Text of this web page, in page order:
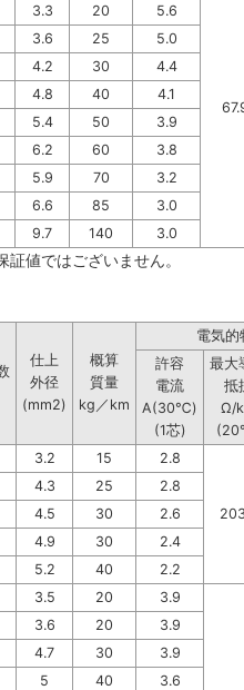
3.3 20
5.6
3.6 25
5.0
4.2 30
4.4
4.8 40
4.1
5.4 50
3.9
6.2 60
3.8
5.9 70
3.2
6.6 85
3.0
9.7 140 3.0
値ではございません。
仕上
外径
(mm2)
概算
質量
kg／km
電気的
許容
電流
A(30℃)
(1芯)
最大
抵
Ω/
3.2 15 2.8
4.3 25
2.8
4.5 30
2.6
4.9 30
2.4
5.2 40 2.2
3.5 20 3.9
3.6 20 3.9
4.7 30
3.9
5 40
3.6